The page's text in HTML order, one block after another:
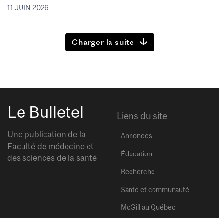
11 JUIN 2026
Charger la suite
Le Bulletel
Une publication de la
Faculté de médecine et
des sciences de la santé
Liens du site
Annonces
Éducation
Recherche
Santé et communauté
McGill au Québec